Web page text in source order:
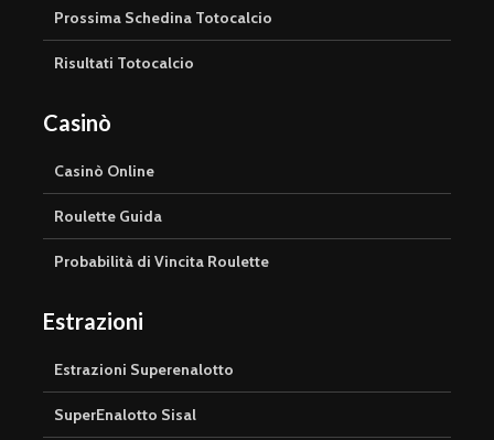
Prossima Schedina Totocalcio
Risultati Totocalcio
Casinò
Casinò Online
Roulette Guida
Probabilità di Vincita Roulette
Estrazioni
Estrazioni Superenalotto
SuperEnalotto Sisal